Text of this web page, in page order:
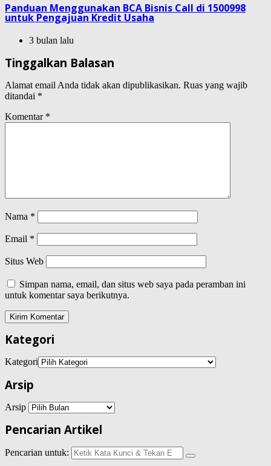
Panduan Menggunakan BCA Bisnis Call di 1500998
untuk Pengajuan Kredit Usaha
3 bulan lalu
Tinggalkan Balasan
Alamat email Anda tidak akan dipublikasikan. Ruas yang wajib
ditandai *
Komentar *
Nama *
Email *
Situs Web
Simpan nama, email, dan situs web saya pada peramban ini
untuk komentar saya berikutnya.
Kategori
Kategori
Arsip
Arsip
Pencarian Artikel
Pencarian untuk: